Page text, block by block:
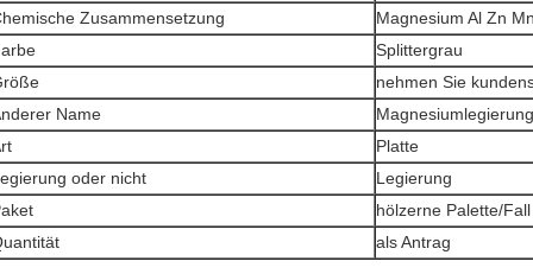
Zusammensetzung
Magnesium Al Zn
Splittergrau
nehmen Sie
Name
Platte
oder nicht
Legierung
hölzerne Palette/
als Antrag